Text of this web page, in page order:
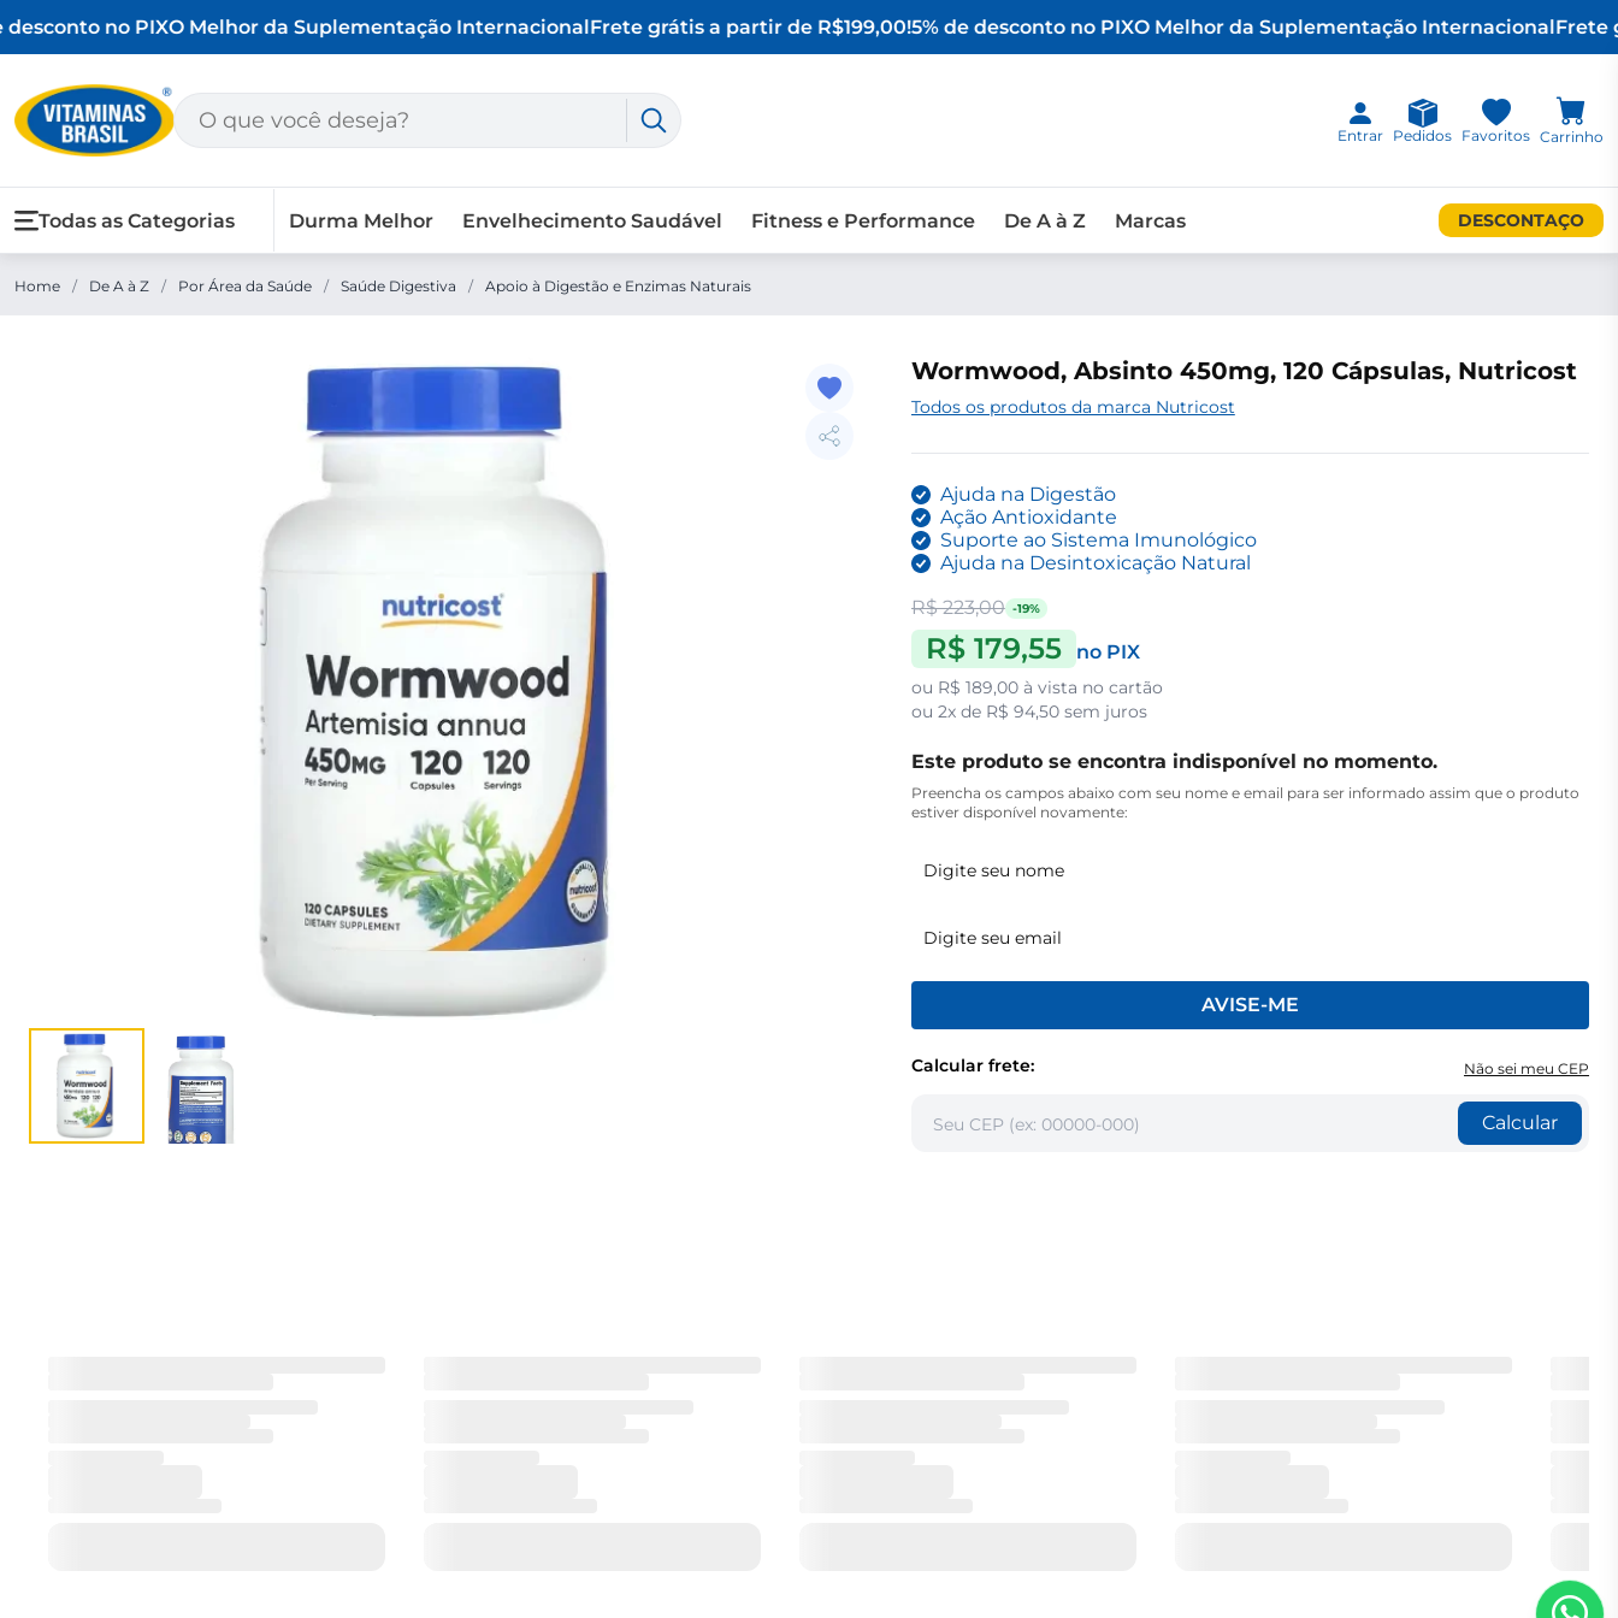
no PIXO Melhor da Suplementação InternacionalFrete grátis a partir de R$199,00!5% de desconto no PIXO Melhor da Suplementação InternacionalFrete
Entrar Pedidos Favoritos Carrinho
Todas as Categorias Durma Melhor Envelhecimento Saudável Fitness e Performance De A à Z Marcas DESCONTAÇO
Home / De A à Z / Por Área da Saúde / Saúde Digestiva / Apoio à Digestão e Enzimas Naturais
Wormwood, Absinto 450mg, 120 Cápsulas, Nutricost
Todos os produtos da marca Nutricost
Ajuda na Digestão
Ação Antioxidante
Suporte ao Sistema Imunológico
Ajuda na Desintoxicação Natural
R$ 223,00 -19%
R$ 179,55 no PIX
ou R$ 189,00à vista no cartão
ou 2x de R$ 94,50sem juros
Este produto se encontra indisponível no momento.
Preencha os campos abaixo com seu nome e email para ser informado assim que o produto
estiver disponível novamente:
AVISE-ME
Calcular frete: Não sei meu CEP
Calcular